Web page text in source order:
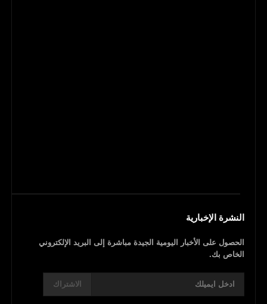
النشرة الإخبارية
الحصول على الأخبار اليومية الجيدة مباشرة إلى البريد الإلكتروني
الخاص بك.
الاشتراك